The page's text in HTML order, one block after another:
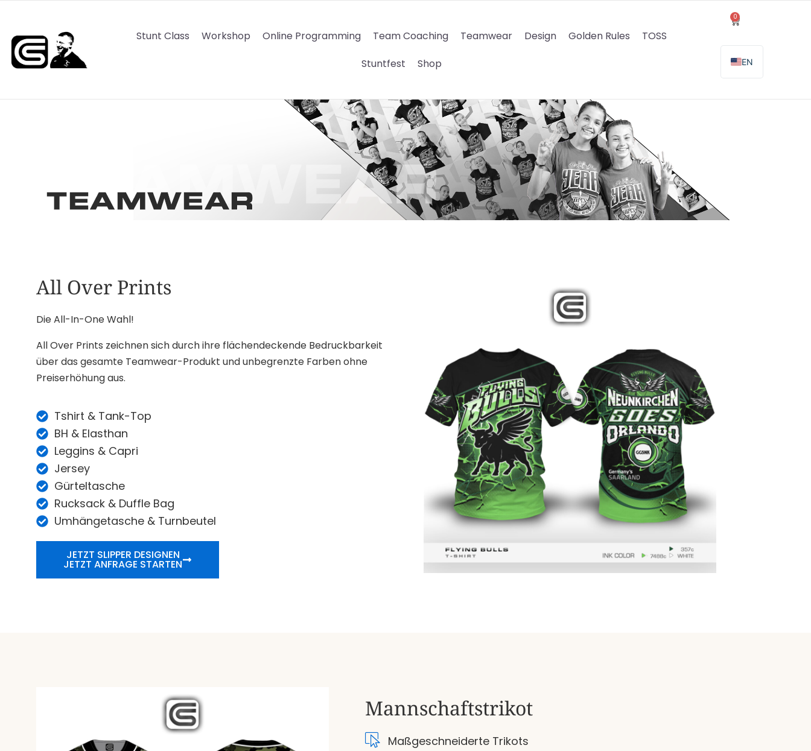
springen
Stunt Class Workshop Online Programming Team Coaching Teamwear Design Golden Rules
TOSS
Stuntfest
Shop
0
Warenkorb
EN
All Over Prints
Die All-In-One Wahl!
All Over Prints zeichnen sich durch ihre flächendeckende Bedruckbarkeit
über das gesamte Teamwear-Produkt und unbegrenzte Farben ohne
Preiserhöhung aus.
Tshirt & Tank-Top
BH & Elasthan
Leggins & Capri
Jersey
Gürteltasche
Rucksack & Duffle Bag
Umhängetasche & Turnbeutel
JETZT SLIPPER DESIGNEN
JETZT ANFRAGE STARTEN
Mannschaftstrikot
Maßgeschneiderte Trikots